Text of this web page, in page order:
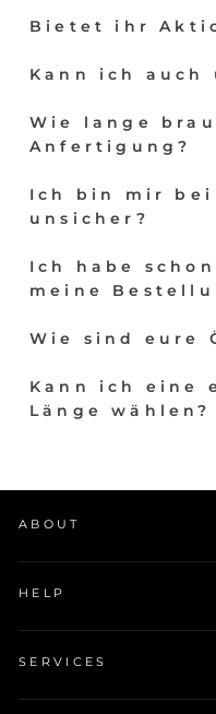
Bietet ihr
Kann ich auch
Wie lange
Anfertigung?
Ich bin mir bei
unsicher?
Ich habe
meine
Wie sind eure
Kann ich eine
Länge wählen?
ABOUT
HELP
SERVICES